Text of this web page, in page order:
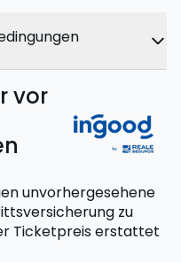
vor
unvorhergesehene
zu
Ticketpreis erstattet